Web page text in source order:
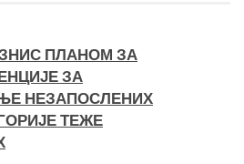
ПЛАНОМ ЗА
ЗА
НЕЗАПОСЛЕНИХ
ТЕЖЕ